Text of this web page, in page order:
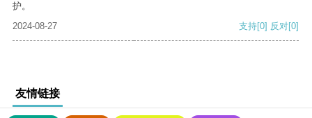
护。
2024-08-27
支持[0] 反对[0]
友情链接